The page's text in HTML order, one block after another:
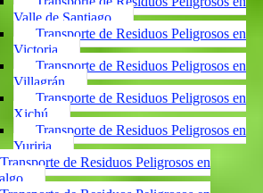
Valle de Santiago
Transporte de Residuos Peligrosos en
Victoria
Transporte de Residuos Peligrosos en
Villagrán
Transporte de Residuos Peligrosos en
Xichú
Transporte de Residuos Peligrosos en
Yuriria
Transporte de Residuos Peligrosos en